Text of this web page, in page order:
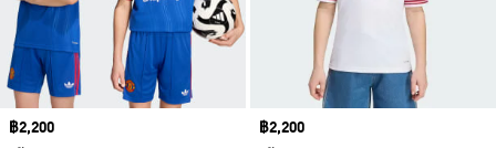
Price
฿2,200
Price
฿2,200